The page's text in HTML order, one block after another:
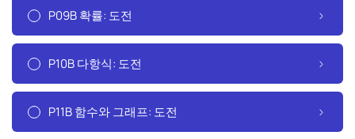
P09B 확률: 도전
P10B 다항식: 도전
P11B 함수와 그래프: 도전